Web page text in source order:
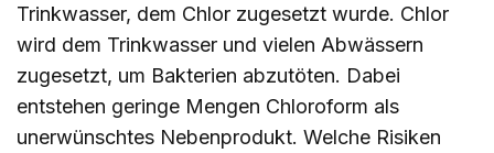
Trinkwasser, dem Chlor zugesetzt wurde. Chlor
wird dem Trinkwasser und vielen Abwässern
zugesetzt, um Bakterien abzutöten. Dabei
entstehen geringe Mengen Chloroform als
unerwünschtes Nebenprodukt. Welche Risiken